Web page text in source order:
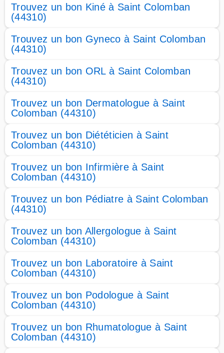
Trouvez un bon Kiné à Saint Colomban
(44310)
Trouvez un bon Gyneco à Saint Colomban
(44310)
Trouvez un bon ORL à Saint Colomban
(44310)
Trouvez un bon Dermatologue à Saint
Colomban (44310)
Trouvez un bon Diététicien à Saint
Colomban (44310)
Trouvez un bon Infirmière à Saint
Colomban (44310)
Trouvez un bon Pédiatre à Saint Colomban
(44310)
Trouvez un bon Allergologue à Saint
Colomban (44310)
Trouvez un bon Laboratoire à Saint
Colomban (44310)
Trouvez un bon Podologue à Saint
Colomban (44310)
Trouvez un bon Rhumatologue à Saint
Colomban (44310)